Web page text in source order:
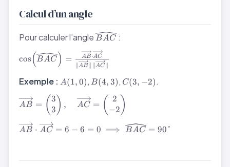
\times
3 = 6 - 6
\implies
\vec{u}
\perp
Calcul d’un angle
Pour calculer l’angle\widehat{BAC}
BAC :
\cos\!\left(\widehat{BAC}\right) =
\frac{\overrightarrow{AB} \cdot
\overrightarrow{AC}}
cos(BAC) =
∥AB∥ ∥AC∥
AB⋅AC
Exemple : A(1,
A(1,0), B(4,
B(4,3), C(3,
-2)
C(3, −2).
\overrightarrow{AB}
= \begin{pmatrix} 3
\\ 3
\end{pmatrix},\quad
AB = ( 3
3 ) , AC = (
2
−2 )
\overrightarrow{AB}
AB ⋅ AC = 6 − 6 = 0 ⟹ BAC = 90°